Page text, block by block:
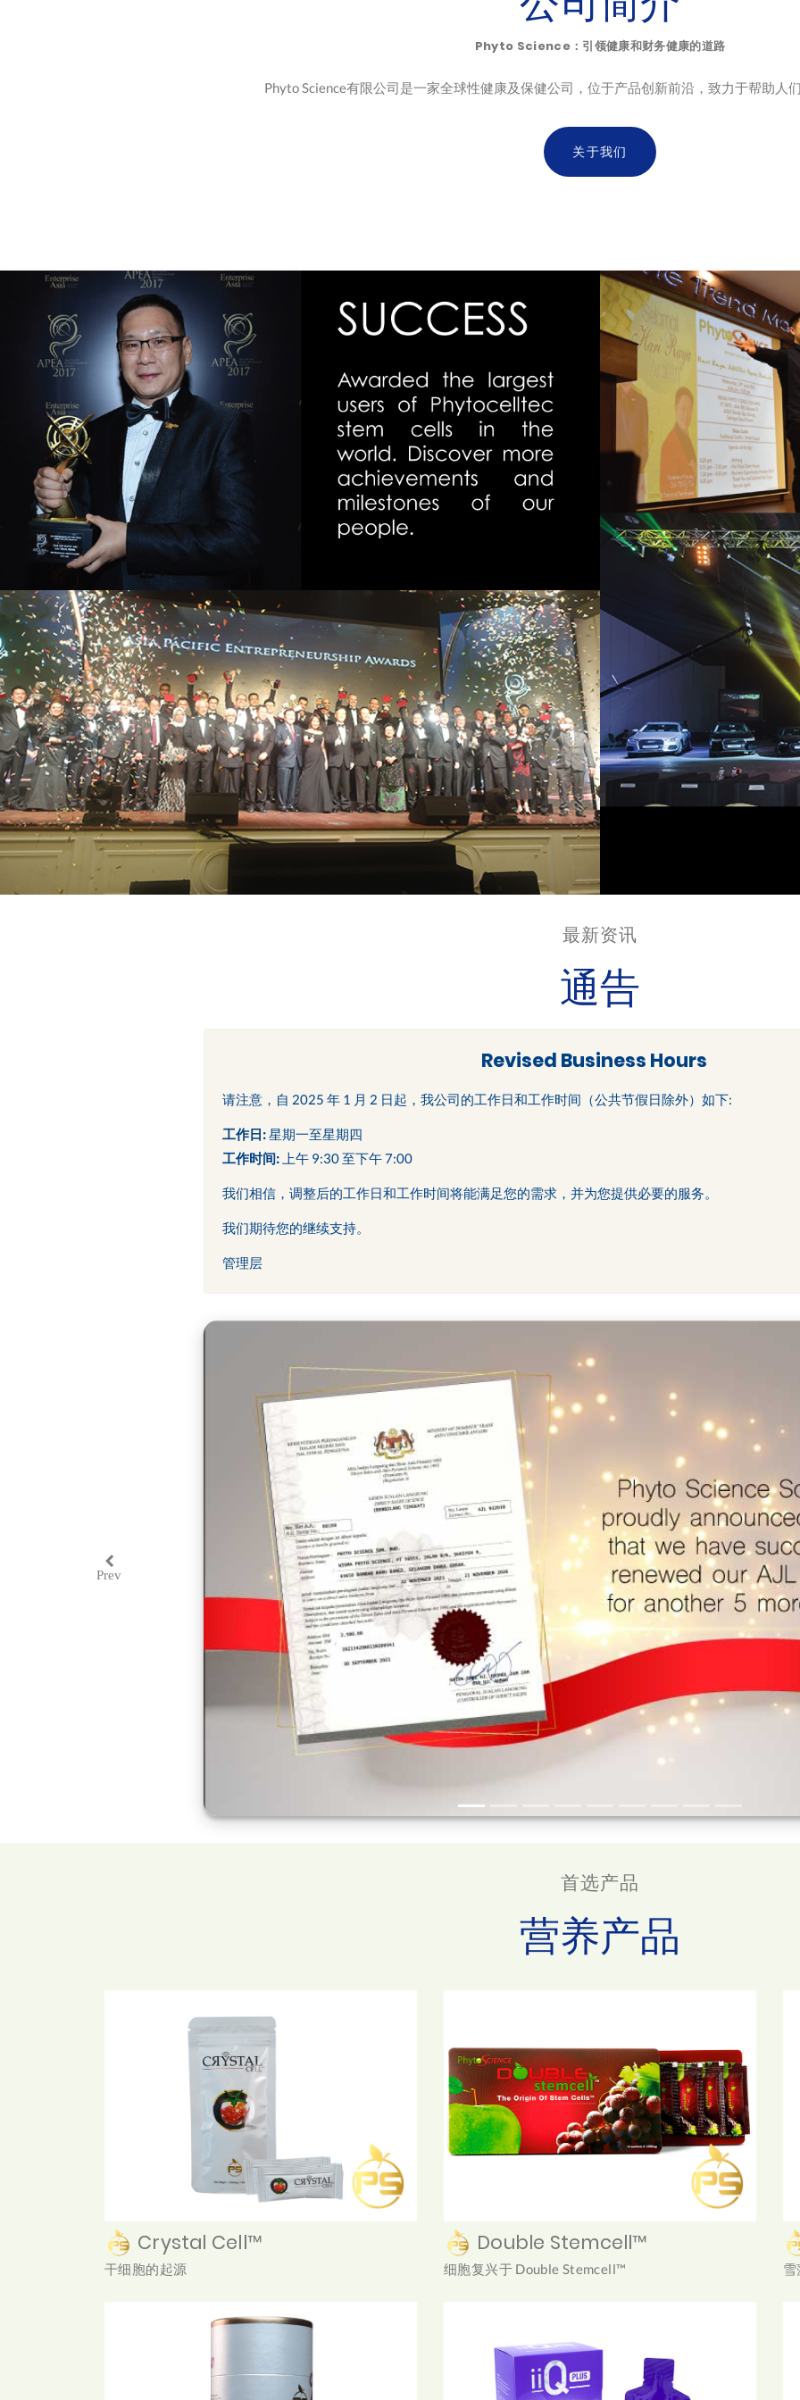
Phyto Science：引领健康和财务健康的道路
Phyto Science有限公司是一家全球性健康及保健公司，位于产品创新前沿，致力于帮助人
关于我们
最新资讯
通告
Revised Business Hours
请注意，自 2025 年 1 月 2 日起，我公司的工作日和工作时间（公共节假日除外）如下:
工作日:星期一至星期四
工作时间: 上午 9:30 至下午 7:00
我们相信，调整后的工作日和工作时间将能满足您的需求，并为您提供必要的服务。
我们期待您的继续支持。
管理层
PrevPrevious
首选产品
营养产品
Crystal Cell™
干细胞的起源
Double Stemcell™
细胞复兴于 Double Stemcell™